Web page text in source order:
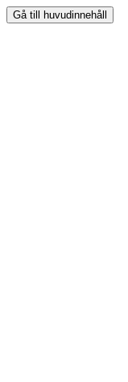
Gå till huvudinnehåll